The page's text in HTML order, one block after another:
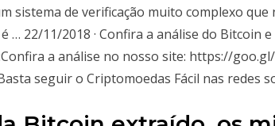
sistema de verificação muito complexo
… 22/11/2018 · Confira a análise do Bitcoin
a análise no nosso site: https://
seguir o Criptomoedas Fácil nas redes